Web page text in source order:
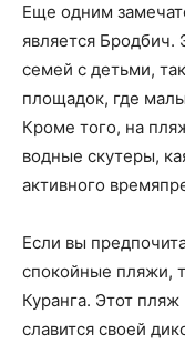
Еще одним
является Бродбич.
семей с детьми,
площадок, где
Кроме того, на
водные скутеры,
активного
Если вы
спокойные пляжи,
Куранга. Этот
славится своей